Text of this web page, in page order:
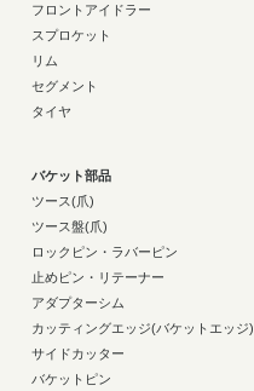
フロントアイドラー
スプロケット
リム
セグメント
タイヤ
バケット部品
ツース(爪)
ツース盤(爪)
ロックピン・ラバーピン
止めピン・リテーナー
アダプターシム
カッティングエッジ(バケットエッジ)
サイドカッター
バケットピン